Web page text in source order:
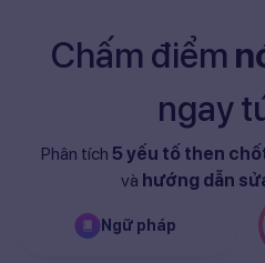
Chấm điểm
ngay
Phân tích 5 yếu tố then
và hướng dẫn
Ngữ pháp